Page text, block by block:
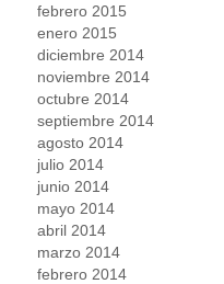
febrero 2015
enero 2015
diciembre 2014
noviembre 2014
octubre 2014
septiembre 2014
agosto 2014
julio 2014
junio 2014
mayo 2014
abril 2014
marzo 2014
febrero 2014